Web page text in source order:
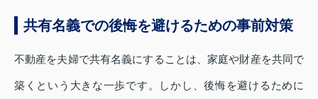
共有名義での後悔を避けるための事前対策
不動産を夫婦で共有名義にすることは、家庭や財産を共同で
築くという大きな一歩です。しかし、後悔を避けるために